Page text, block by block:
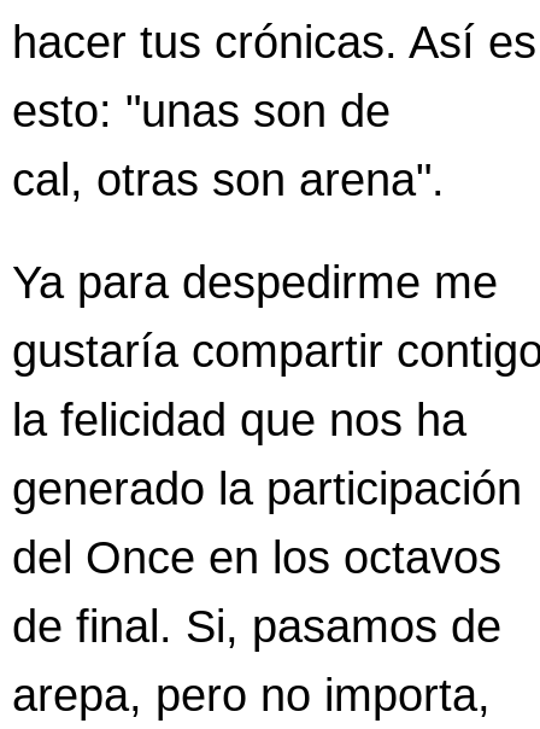
hacer tus crónicas. Así es
esto: "unas son de
cal, otras son arena".
Ya para despedirme me
gustaría compartir
la felicidad que nos ha
generado la participación
del Once en los octavos
de final. Si, pasamos de
arepa, pero no importa,